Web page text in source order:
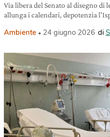
Via libera del Senato al disegno di
allunga i calendari, depotenzia
Ambiente 24 giugno 2026 di